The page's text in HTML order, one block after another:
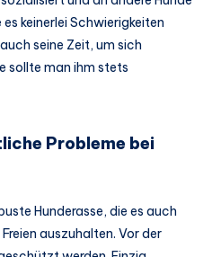
keinerlei Schwierigkeiten
seine Zeit, um sich
sollte man ihm stets
Probleme bei
Hunderasse, die es auch
auszuhalten. Vor der